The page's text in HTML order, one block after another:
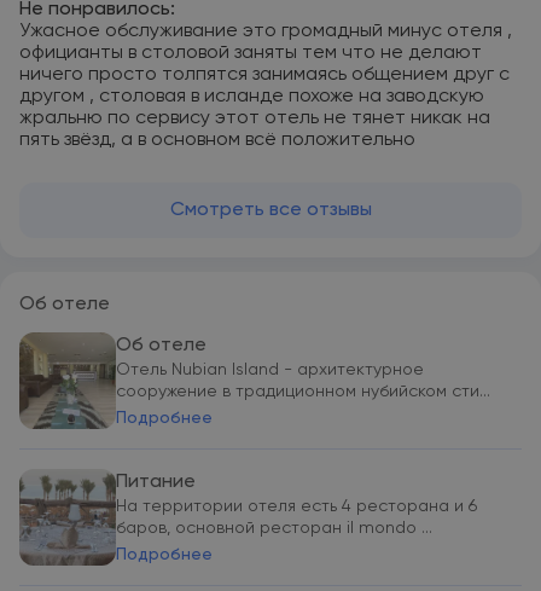
Не понравилось:
Ужасное обслуживание это громадный минус отеля ,
официанты в столовой заняты тем что не делают
ничего просто толпятся занимаясь общением друг с
другом , столовая в исланде похоже на заводскую
жральню по сервису этот отель не тянет никак на
пять звёзд, а в основном всё положительно
Смотреть все отзывы
Об отеле
Об отеле
Отель Nubian Island - архитектурное
сооружение в традиционном нубийском сти...
Подробнее
Питание
На территории отеля есть 4 ресторана и 6
баров, основной ресторан il mondo ...
Подробнее